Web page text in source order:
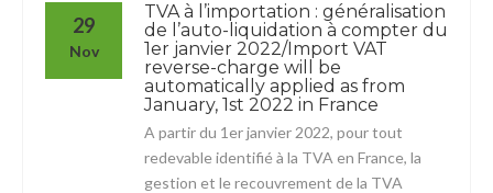
29
Nov
TVA à l’importation : généralisation
de l’auto-liquidation à compter du
1er janvier 2022/Import VAT
reverse-charge will be
automatically applied as from
January, 1st 2022 in France
A partir du 1er janvier 2022, pour tout
redevable identifié à la TVA en France, la
gestion et le recouvrement de la TVA